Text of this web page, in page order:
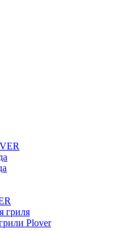
гриля
Plover